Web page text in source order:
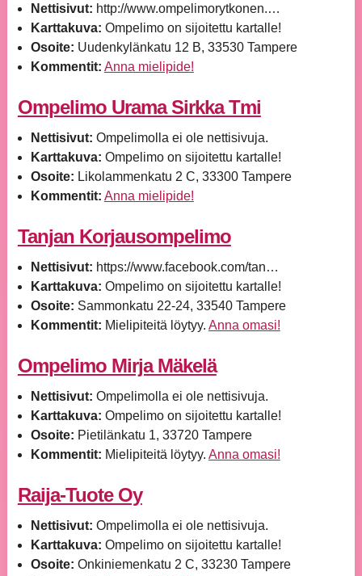
Nettisivut: http://www.ompelimorytkonen.…
Karttakuva: Ompelimo on sijoitettu kartalle!
Osoite: Uudenkylänkatu 12 B, 33530 Tampere
Kommentit: Anna mielipide!
Ompelimo Urama Sirkka Tmi
Nettisivut: Ompelimolla ei ole nettisivuja.
Karttakuva: Ompelimo on sijoitettu kartalle!
Osoite: Likolammenkatu 2 C, 33300 Tampere
Kommentit: Anna mielipide!
Tanjan Korjausompelimo
Nettisivut: https://www.facebook.com/tan…
Karttakuva: Ompelimo on sijoitettu kartalle!
Osoite: Sammonkatu 22-24, 33540 Tampere
Kommentit: Mielipiteitä löytyy. Anna omasi!
Ompelimo Mirja Mäkelä
Nettisivut: Ompelimolla ei ole nettisivuja.
Karttakuva: Ompelimo on sijoitettu kartalle!
Osoite: Pietilänkatu 1, 33720 Tampere
Kommentit: Mielipiteitä löytyy. Anna omasi!
Raija-Tuote Oy
Nettisivut: Ompelimolla ei ole nettisivuja.
Karttakuva: Ompelimo on sijoitettu kartalle!
Osoite: Onkiniemenkatu 2 C, 33230 Tampere